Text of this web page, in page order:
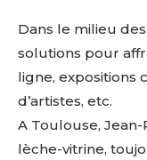
Dans le milieu
solutions pour
ligne, expositions
d’artistes, etc.
A Toulouse,
lèche-vitrine,